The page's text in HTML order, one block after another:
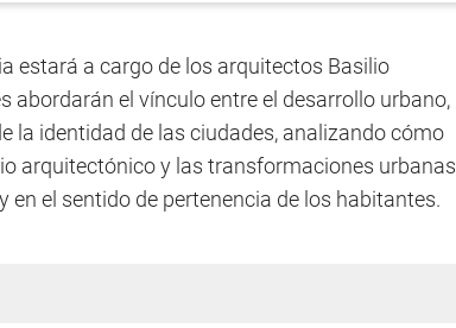
estará a cargo de los arquitectos Basilio
abordarán el vínculo entre el desarrollo urbano,
la identidad de las ciudades, analizando cómo
arquitectónico y las transformaciones urbanas
en el sentido de pertenencia de los habitantes.